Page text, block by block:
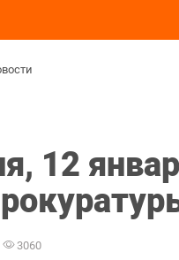
12
3060